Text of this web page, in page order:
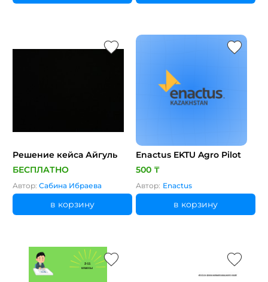
Решение кейса Айгуль
БЕСПЛАТНО
Автор: Сабина Ибраева
в корзину
Enactus EKTU Agro Pilot
500 ₸
Автор: Enactus ⠀
в корзину